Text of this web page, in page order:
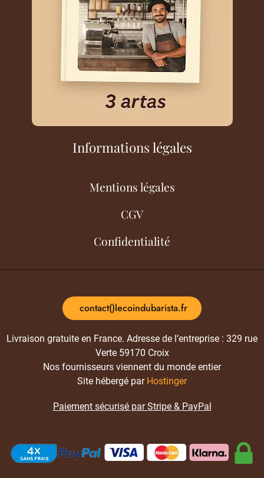
Informations légales
Mentions légales
CGV
Confidentialité
contact()lecoindubarista.fr
Livraison gratuite en France. Adresse de l’entreprise : 329 rue
Verte 59170 Croix
Nos fournisseurs viennent du monde entier
Site hébergé par Hostinger
Paiement sécurisé par Stripe & PayPal